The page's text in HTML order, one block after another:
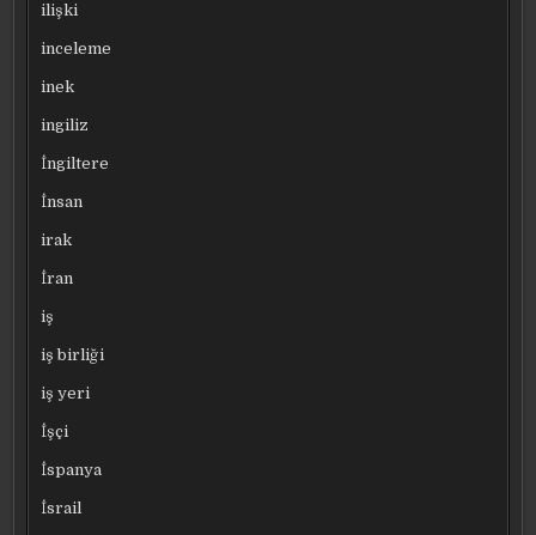
ilişki
inceleme
inek
ingiliz
İngiltere
İnsan
irak
İran
iş
iş birliği
iş yeri
İşçi
İspanya
İsrail